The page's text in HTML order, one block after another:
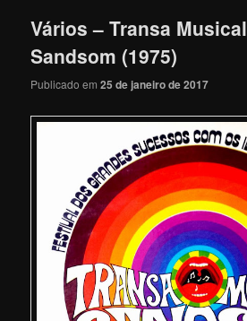
Vários – Transa Musical
Sandsom (1975)
Publicado em25 de janeiro de 2017